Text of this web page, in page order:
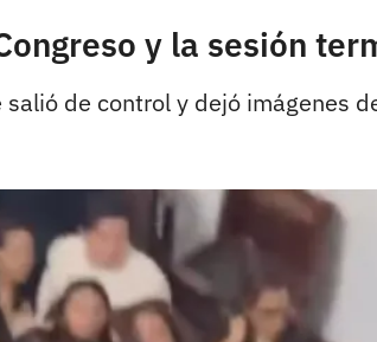
y la sesión
de control y dejó imágenes